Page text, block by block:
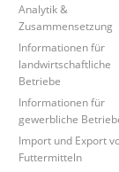
Analytik &
Zusammensetzung
Informationen für
landwirtschaftliche
Betriebe
Informationen für
gewerbliche
Import und Export
Futtermitteln